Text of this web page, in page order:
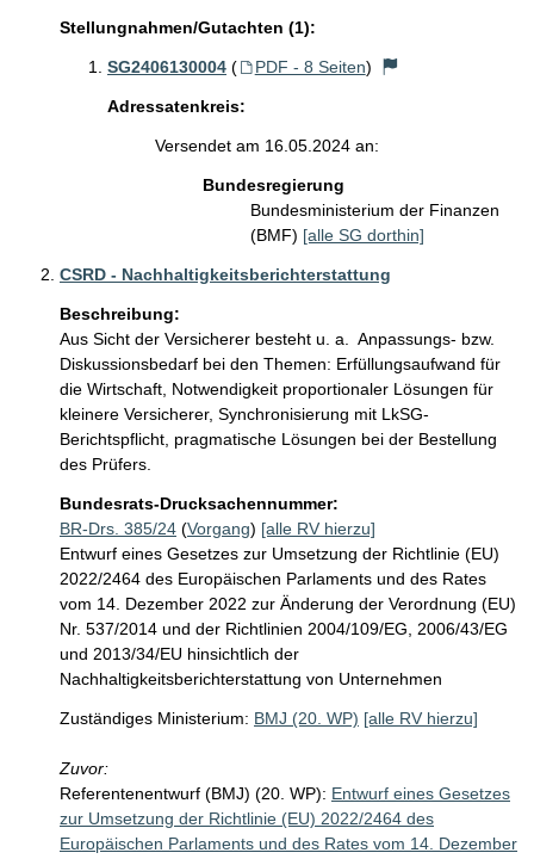
Stellungnahmen/Gutachten (1):
SG2406130004 ( PDF - 8 Seiten)
Adressatenkreis:
Versendet am 16.05.2024 an:
Bundesregierung
Bundesministerium der Finanzen
(BMF) [alle SG dorthin]
CSRD - Nachhaltigkeitsberichterstattung
Beschreibung:
Aus Sicht der Versicherer besteht u. a.  Anpassungs- bzw.
Diskussionsbedarf bei den Themen: Erfüllungsaufwand für
die Wirtschaft, Notwendigkeit proportionaler Lösungen für
kleinere Versicherer, Synchronisierung mit LkSG-
Berichtspflicht, pragmatische Lösungen bei der Bestellung
des Prüfers.
Bundesrats-Drucksachennummer:
BR-Drs. 385/24 (Vorgang) [alle RV hierzu]
Entwurf eines Gesetzes zur Umsetzung der Richtlinie (EU)
2022/2464 des Europäischen Parlaments und des Rates
vom 14. Dezember 2022 zur Änderung der Verordnung (EU)
Nr. 537/2014 und der Richtlinien 2004/109/EG, 2006/43/EG
und 2013/34/EU hinsichtlich der
Nachhaltigkeitsberichterstattung von Unternehmen
Zuständiges Ministerium: BMJ (20. WP) [alle RV hierzu]
Zuvor:
Referentenentwurf (BMJ) (20. WP): Entwurf eines Gesetzes
zur Umsetzung der Richtlinie (EU) 2022/2464 des
Europäischen Parlaments und des Rates vom 14. Dezember